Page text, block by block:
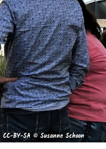
CC-BY-SA © Susanne Schoon